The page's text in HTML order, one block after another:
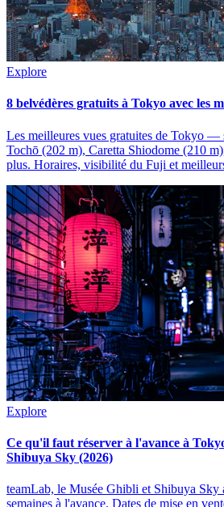
Explore
8 belvédères gratuits à Tokyo avec les
Les meilleures vues gratuites de Tokyo —
Tochō (202 m), Caretta Shiodome (210
plus. Horaires, visibilité du Fuji et
Explore
Ce qu'il faut réserver à l'avance à
Shibuya Sky (2026)
teamLab, le Musée Ghibli et Shibuya Sky
semaines à l'avance. Dates de mise en